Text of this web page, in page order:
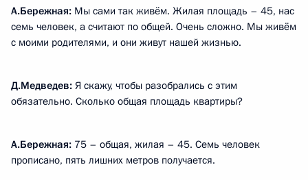
А.Бережная: Мы сами так живём. Жилая площадь – 45, нас
семь человек, а считают по общей. Очень сложно. Мы живём
с моими родителями, и они живут нашей жизнью.
Д.Медведев: Я скажу, чтобы разобрались с этим
обязательно. Сколько общая площадь квартиры?
А.Бережная: 75 – общая, жилая – 45. Семь человек
прописано, пять лишних метров получается.